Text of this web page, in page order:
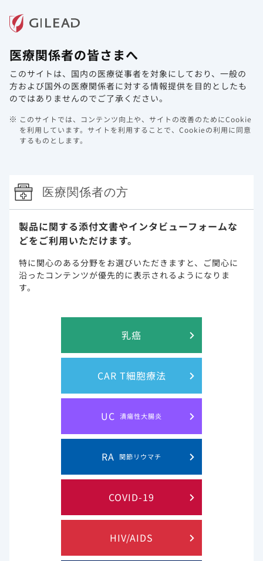
ホーム 製品情報
PrEPを処⽅する前に
PrEPの費用・リンク
PrEPを処⽅される医療関係者の⽅へ
療・研究開発センター 治療開発室⻑
医療関係者の皆さまへ
このサイトは、国内の医療従事者を対象にしており、 一般の
方および国外の医療関係者に対する情報提供を目的としたも
のではありませんのでご了承ください。
このサイトでは、コンテンツ向上や、サイトの改善のためにCookie
を利用しています。 サイトを利用することで、Cookieの利用に同意
するものとします。
医療関係者の方
製品に関する添付文書やインタビューフォームな
どをご利用いただけます。
特に関心のある分野をお選びいただきますと、 ご関心に
沿ったコンテンツが優先的に表示されるようになりま
す。
乳癌
CAR T細胞療法
UC 潰瘍性大腸炎
RA 関節リウマチ
COVID-19
HIV/AIDS